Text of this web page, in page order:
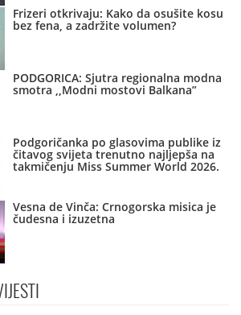
Frizeri otkrivaju: Kako da osušite kosu
bez fena, a zadržite volumen?
PODGORICA: Sjutra regionalna modna
smotra ,,Modni mostovi Balkana”
Podgoričanka po glasovima publike iz
čitavog svijeta trenutno najljepša na
takmičenju Miss Summer World 2026.
Vesna de Vinča: Crnogorska misica je
čudesna i izuzetna